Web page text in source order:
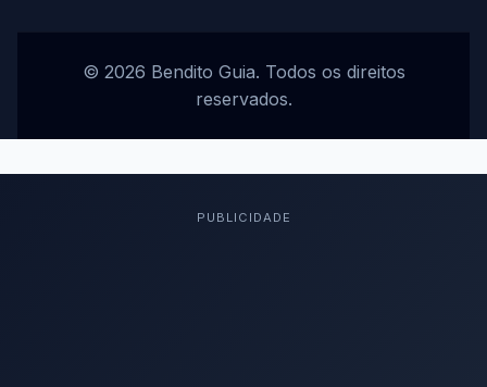
© 2026 Bendito Guia. Todos os direitos
reservados.